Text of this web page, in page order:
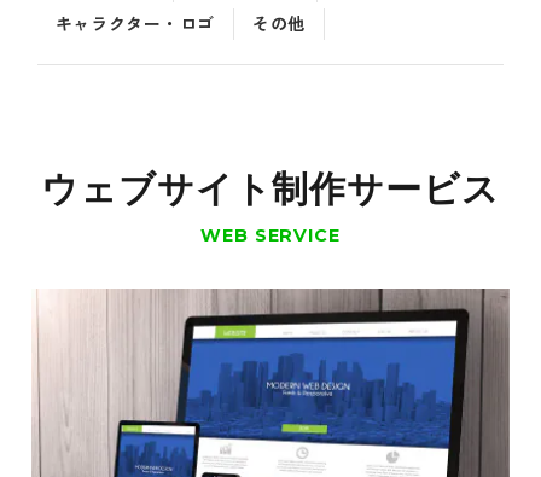
キャラクター・ロゴ
その他
ウェブサイト制作サービス
WEB SERVICE